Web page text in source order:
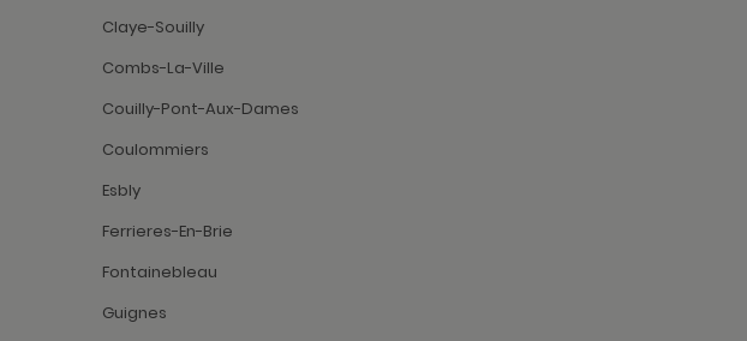
Claye-Souilly
Combs-La-Ville
Couilly-Pont-Aux-Dames
Coulommiers
Esbly
Ferrieres-En-Brie
Fontainebleau
Guignes